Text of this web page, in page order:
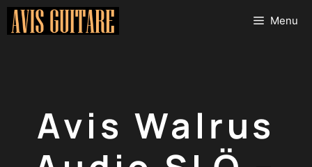
Aller
Menu
Avis Walrus